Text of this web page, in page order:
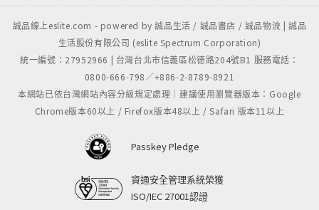
誠品線上eslite.com - powered by 誠品生活 / 誠品書店 / 誠品物流 | 誠品
生活股份有限公司 (eslite Spectrum Corporation)
統一編號：27952966 | 台灣台北市信義區松德路204號B1 服務電話：
0800-666-798／+886-2-8789-8921
本網站已依台灣網站內容分級規定處理｜建議使用瀏覽器版本：Google
Chrome版本60以上 / Firefox版本48以上 / Safari 版本11以上
Passkey Pledge
資通安全管理系統榮獲
ISO/IEC 27001認證